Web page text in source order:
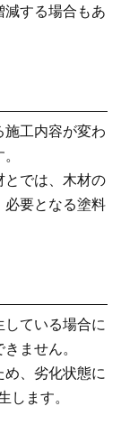
する場合もあ
工内容が変わ
では、木材の
要となる塗料
ている場合に
ません。
、劣化状態に
します。